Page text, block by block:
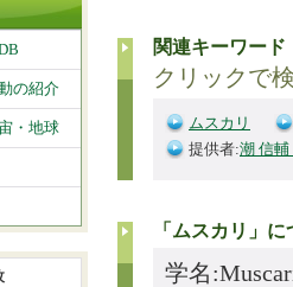
関連キーワード
クリックで
ムスカリ
提供者:潮 信
「ムスカリ」
学名
の紹介
・地球